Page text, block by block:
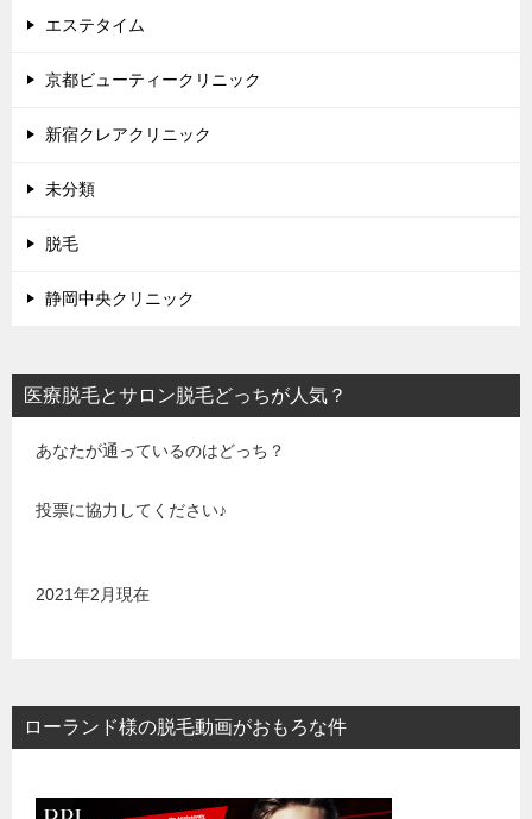
エステタイム
京都ビューティークリニック
新宿クレアクリニック
未分類
脱毛
静岡中央クリニック
医療脱毛とサロン脱毛どっちが人気？
あなたが通っているのはどっち？
投票に協力してください♪
2021年2月現在
ローランド様の脱毛動画がおもろな件